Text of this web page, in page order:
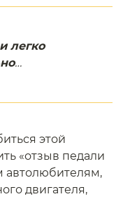
легко
…
этой
«отзыв педали
автолюбителям,
двигателя,